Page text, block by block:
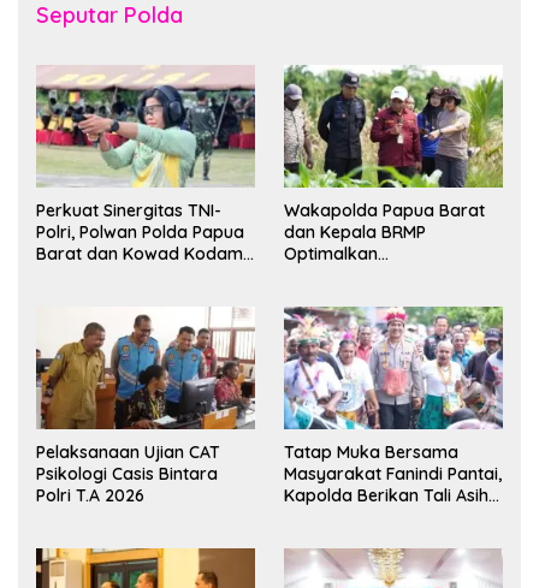
Seputar Polda
Perkuat Sinergitas TNI-
Polri, Polwan Polda Papua
Barat dan Kowad Kodam
Persahabatan
Wakapolda Papua Barat
dan Kepala BRMP
Optimalkan
Pangan Papua Barat
Pelaksanaan Ujian CAT
Psikologi Casis Bintara
Polri T.A 2026
Tatap Muka Bersama
Masyarakat Fanindi Pantai,
Kapolda Berikan Tali Asih